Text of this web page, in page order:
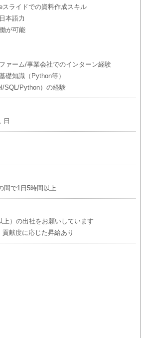
スライドでの資料作成スキル
本語力
が可能
ァーム/事業会社でのインターン経験
礎知識（Python等）
SQL/Python）の経験
日
間で1日5時間以上
上）の出社をお願いしています
献度に応じた昇給あり